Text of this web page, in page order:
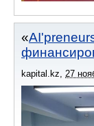
kapital.kz 27